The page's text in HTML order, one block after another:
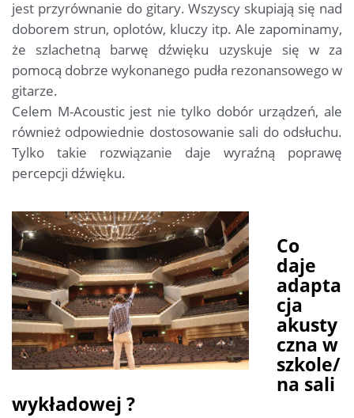
jest przyrównanie do gitary. Wszyscy skupiają się nad
doborem strun, oplotów, kluczy itp. Ale zapominamy,
że szlachetną barwę dźwięku uzyskuje się w za
pomocą dobrze wykonanego pudła rezonansowego w
gitarze.
Celem M-Acoustic jest nie tylko dobór urządzeń, ale
również odpowiednie dostosowanie sali do odsłuchu.
Tylko takie rozwiązanie daje wyraźną poprawę
percepcji dźwięku.
Co
daje
adapta
cja
akusty
czna w
szkole/
na sali
wykładowej ?